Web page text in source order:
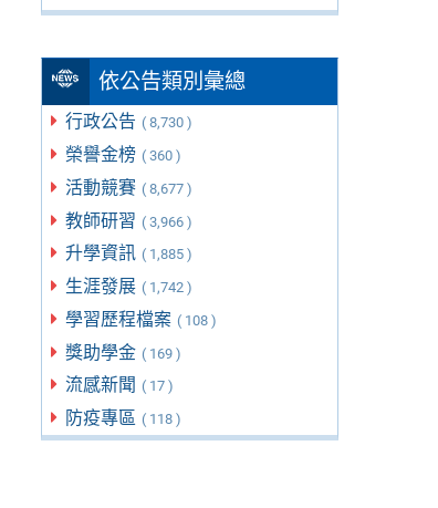
依公告類別彙總
行政公告 ( 8,730 )
榮譽金榜 ( 360 )
活動競賽 ( 8,677 )
教師研習 ( 3,966 )
升學資訊 ( 1,885 )
生涯發展 ( 1,742 )
學習歷程檔案 ( 108 )
獎助學金 ( 169 )
流感新聞 ( 17 )
防疫專區 ( 118 )